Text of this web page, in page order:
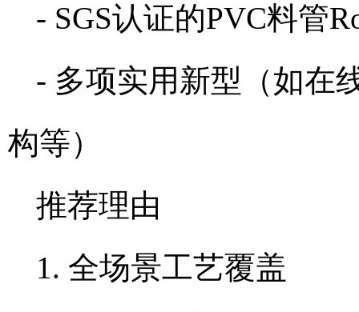
- SGS认证的PVC料管
- 多项实用新型（如在
构等）
推荐理由
1. 全场景工艺覆盖